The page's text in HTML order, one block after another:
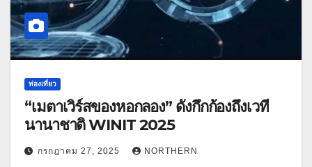
ท่องเที่ยว
“เมตาเวิร์สของหอกลอง” ดังกึกก้องถึงเวที
นานาชาติ WINIT 2025
กรกฎาคม 27, 2025 NORTHERN